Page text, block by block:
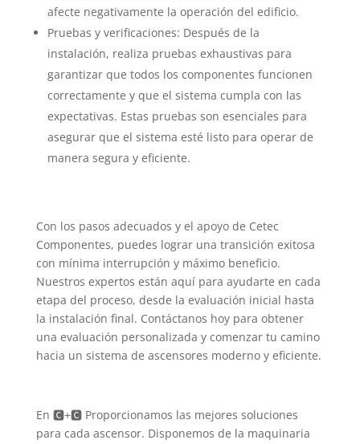
afecte negativamente la operación del edificio.
Pruebas y verificaciones: Después de la
instalación, realiza pruebas exhaustivas para
garantizar que todos los componentes funcionen
correctamente y que el sistema cumpla con las
expectativas. Estas pruebas son esenciales para
asegurar que el sistema esté listo para operar de
manera segura y eficiente.
Con los pasos adecuados y el apoyo de Cetec
Componentes, puedes lograr una transición exitosa
con mínima interrupción y máximo beneficio.
Nuestros expertos están aquí para ayudarte en cada
etapa del proceso, desde la evaluación inicial hasta
la instalación final. Contáctanos hoy para obtener
una evaluación personalizada y comenzar tu camino
hacia un sistema de ascensores moderno y eficiente.
En 🅲+🅲 Proporcionamos las mejores soluciones
para cada ascensor. Disponemos de la maquinaria